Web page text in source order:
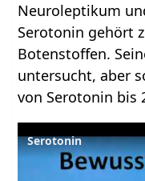
Neuroleptikum
Serotonin gehört
Botenstoffen.
untersucht, aber
von Serotonin bis
Serotonin